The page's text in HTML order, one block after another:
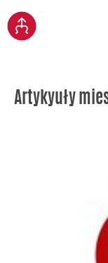
Artykyuły